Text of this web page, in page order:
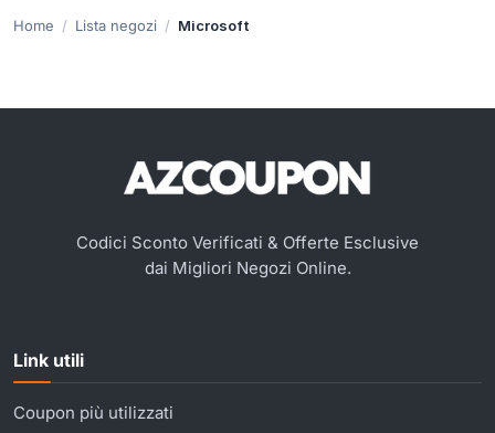
Home Lista negozi Microsoft
Codici Sconto Verificati & Offerte Esclusive
dai Migliori Negozi Online.
Link utili
Coupon più utilizzati